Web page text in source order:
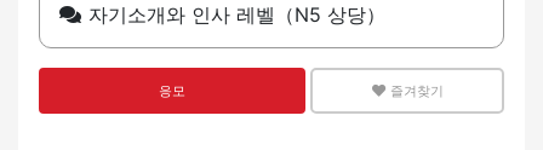
자기소개와 인사 레벨（N5 상당）
응모 즐겨찾기